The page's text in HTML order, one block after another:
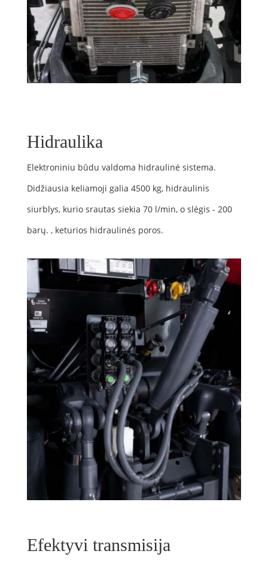
Hidraulika
Elektroniniu būdu valdoma hidraulinė sistema.
Didžiausia keliamoji galia 4500 kg, hidraulinis
siurblys, kurio srautas siekia 70 l/min, o slėgis - 200
barų. , keturios hidraulinės poros.
Efektyvi transmisija